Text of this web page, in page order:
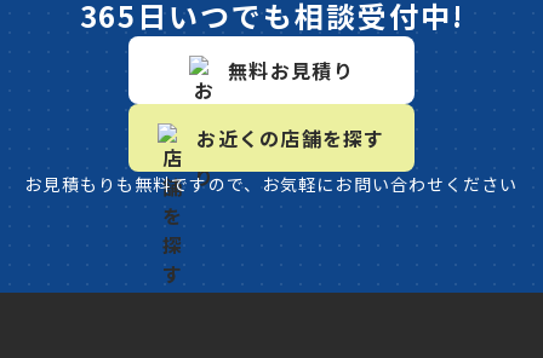
365日いつでも相談受付中!
無料お見積り
お近くの店舗を探す
お見積もりも無料ですので、お気軽にお問い合わせください